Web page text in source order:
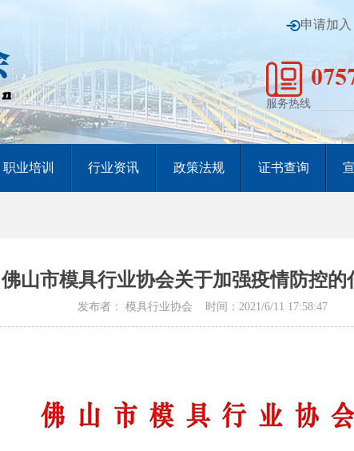
申请加入
服务热线
职业培训 行业资讯 政策法规 证书查询
佛山市模具行业协会关于加强疫情防控的
发布者： 模具行业协会 时间：2021/6/11 17:58:47